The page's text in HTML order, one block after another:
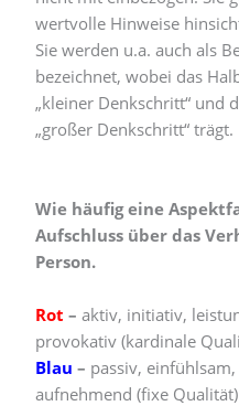
wertvolle Hinweise
Sie werden u.a. auch als
bezeichnet, wobei das
„kleiner Denkschritt“ und
„großer Denkschritt“ trägt.
Wie häufig eine
Aufschluss über das
Person.
Rot – aktiv, initiativ,
provokativ (kardinale
Blau – passiv,
aufnehmend (fixe Qualität)